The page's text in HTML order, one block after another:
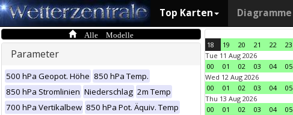
Top Karten Diagramme
Alle Modelle
Parameter
500 hPa Geopot. Höhe 850 hPa Temp.
850 hPa Stromlinien Niederschlag 2m Temp
700 hPa Vertikalbew 850 hPa Pot. Äquiv. Temp
18 19 20 21 22 23
Tue 11 Aug 2026
00
01 02 03 04 05
Wed 12 Aug 2026
00
01 02 03 04 05
Thu 13 Aug 2026
00
01 02 03 04 05